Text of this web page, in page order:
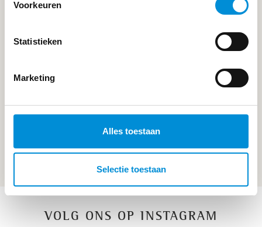
Voorkeuren
Statistieken
Marketing
Alles toestaan
Selectie toestaan
RPM/SPINNING
VOLG ONS OP INSTAGRAM